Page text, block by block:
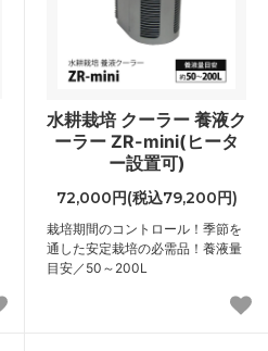
水耕栽培 クーラー 養液ク
ーラー ZR-mini(ヒータ
ー設置可)
72,000円(税込79,200円)
栽培期間のコントロール！季節を
通した安定栽培の必需品！養液量
目安／50～200L